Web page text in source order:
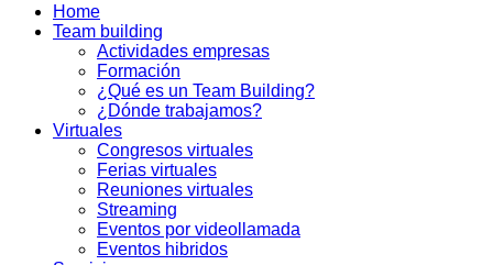
Home
Team building
Actividades empresas
Formación
¿Qué es un Team Building?
¿Dónde trabajamos?
Virtuales
Congresos virtuales
Ferias virtuales
Reuniones virtuales
Streaming
Eventos por videollamada
Eventos hibridos